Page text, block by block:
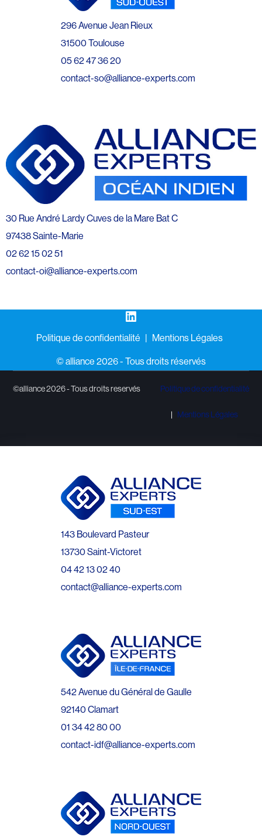
296 Avenue Jean Rieux
31500 Toulouse
05 62 47 36 20
contact-so@alliance-experts.com
30 Rue André Lardy Cuves de la Mare Bat C
97438 Sainte-Marie
02 62 15 02 51
contact-oi@alliance-experts.com
LinkedIn
Politique de confidentialité Mentions Légales
©️ alliance 2026 - Tous droits réservés
©alliance 2026 - Tous droits reservés Politique de confidentialité
Mentions Légales
143 Boulevard Pasteur
13730 Saint-Victoret
04 42 13 02 40
contact@alliance-experts.com
542 Avenue du Général de Gaulle
92140 Clamart
01 34 42 80 00
contact-idf@alliance-experts.com